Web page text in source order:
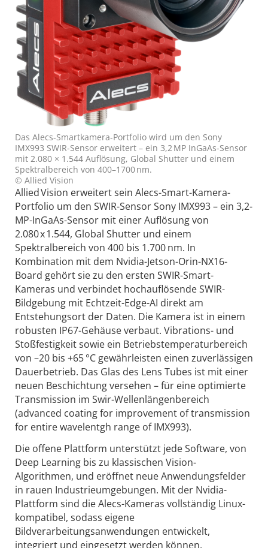
Das Alecs-Smartkamera-Portfolio wird um den Sony
IMX993 SWIR-Sensor erweitert – ein 3,2 MP InGaAs-Sensor
mit 2.080 × 1.544 Auflösung, Global Shutter und einem
Spektralbereich von 400–1700 nm.
© Allied Vision
Allied Vision erweitert sein Alecs-Smart-Kamera-
Portfolio um den SWIR-Sensor Sony IMX993 – ein 3,2-
MP-InGaAs-Sensor mit einer Auflösung von
2.080 x 1.544, Global Shutter und einem
Spektralbereich von 400 bis 1.700 nm. In
Kombination mit dem Nvidia-Jetson-Orin-NX16-
Board gehört sie zu den ersten SWIR-Smart-
Kameras und verbindet hochauflösende SWIR-
Bildgebung mit Echtzeit-Edge-AI direkt am
Entstehungsort der Daten. Die Kamera ist in einem
robusten IP67-Gehäuse verbaut. Vibrations- und
Stoßfestigkeit sowie ein Betriebstemperaturbereich
von –20 bis +65 °C gewährleisten einen zuverlässigen
Dauer­betrieb. Das Glas des Lens Tubes ist mit einer
neuen Beschichtung versehen – für eine optimierte
Transmission im Swir-Wellenlängenbereich
(advanced coating for improvement of transmission
for entire wavelentgh range of IMX993).
Die offene Plattform unterstützt jede Software, von
Deep Learning bis zu klassischen Vision-
Algorithmen, und eröffnet neue Anwendungsfelder
in rauen Industrieumgebungen. Mit der Nvidia-
Plattform sind die Alecs-Kameras vollständig Linux-
kompatibel, sodass eigene
Bildverarbeitungsanwendungen entwickelt,
integriert und eingesetzt werden können.